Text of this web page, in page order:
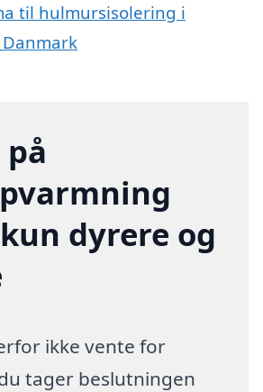
til hulmursisolering i
dyrere og
ikke vente for
tager beslutningen